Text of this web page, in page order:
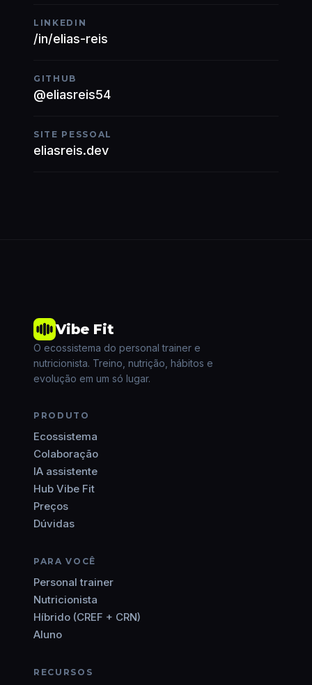
LINKEDIN
/in/elias-reis
GITHUB
@eliasreis54
SITE PESSOAL
eliasreis.dev
Vibe Fit
O ecossistema do personal trainer e
nutricionista. Treino, nutrição, hábitos e
evolução em um só lugar.
PRODUTO
Ecossistema
Colaboração
IA assistente
Hub Vibe Fit
Preços
Dúvidas
PARA VOCÊ
Personal trainer
Nutricionista
Híbrido (CREF + CRN)
Aluno
RECURSOS